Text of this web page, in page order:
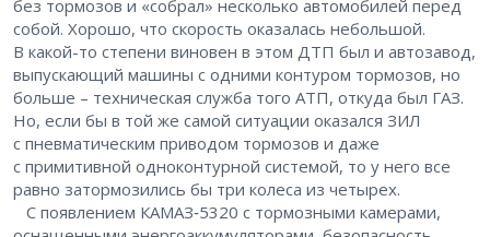
без тормозов и «собрал» несколько автомобилей перед
собой. Хорошо, что скорость оказалась небольшой.
В какой-то степени виновен в этом ДТП был и автозавод,
выпускающий машины с одними контуром тормозов, но
больше – техническая служба того АТП, откуда был ГАЗ.
Но, если бы в той же самой ситуации оказался ЗИЛ
с пневматическим приводом тормозов и даже
с примитивной одноконтурной системой, то у него все
равно затормозились бы три колеса из четырех.
С появлением КАМАЗ‑5320 с тормозными камерами,